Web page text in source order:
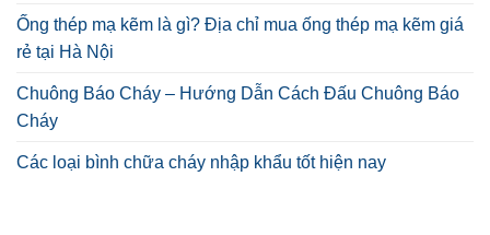
Ống thép mạ kẽm là gì? Địa chỉ mua ống thép mạ kẽm giá
rẻ tại Hà Nội
Chuông Báo Cháy – Hướng Dẫn Cách Đấu Chuông Báo
Cháy
Các loại bình chữa cháy nhập khẩu tốt hiện nay